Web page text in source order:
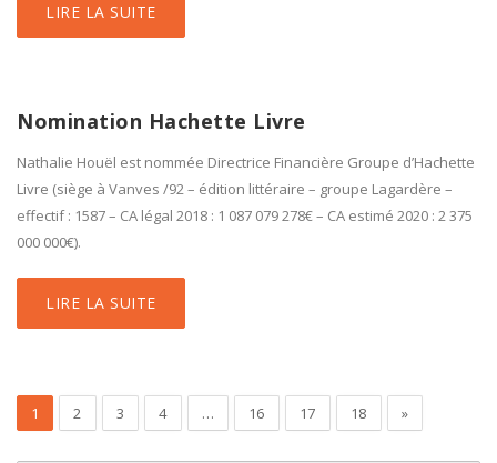
LIRE LA SUITE
Nomination Hachette Livre
Nathalie Houël est nommée Directrice Financière Groupe d’Hachette
Livre (siège à Vanves /92 – édition littéraire – groupe Lagardère –
effectif : 1587 – CA légal 2018 : 1 087 079 278€ – CA estimé 2020 : 2 375
000 000€).
LIRE LA SUITE
1 2 3 4 … 16 17 18 »